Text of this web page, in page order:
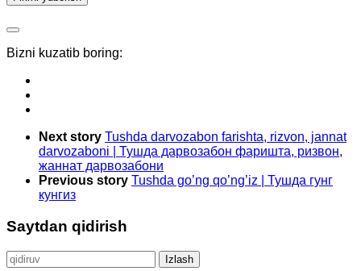
Bizni kuzatib boring:
Next story Tushda darvozabon farishta, rizvon, jannat
darvozaboni | Тушда дарвозабон фаришта, ризвон,
жаннат дарвозабони
Previous story Tushda go’ng qo’ng’iz | Тушда гунг
кунгиз
Saytdan qidirish
Qidirshish: